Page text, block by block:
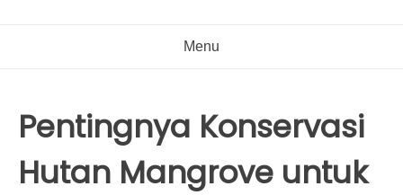
Menu
Pentingnya Konservasi
Hutan Mangrove untuk